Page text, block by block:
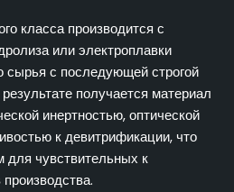
класса производится с
или электроплавки
сырья с последующей строгой
получается материал
инертностью, оптической
к девитрификации, что
для чувствительных к